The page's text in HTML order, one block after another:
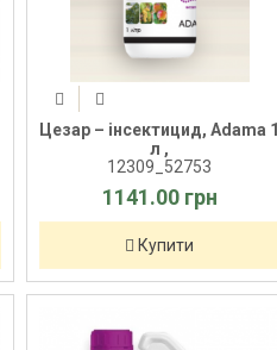
Цезар – інсектицид, Adama 1
л ,
12309_52753
1141.00 грн
Купити